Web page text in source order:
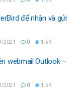
để nhận và gửi
2021 0 1.5K
webmail Outlook –
2021 0 1.5K